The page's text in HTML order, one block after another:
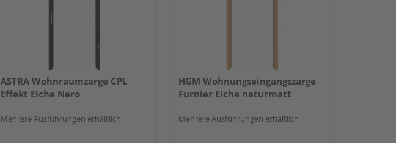
ASTRA Wohnraumzarge CPL
Effekt Eiche Nero
Mehrere Ausführungen erhältlich
HGM Wohnungseingangszarge
Furnier Eiche naturmatt
Mehrere Ausführungen erhältlich